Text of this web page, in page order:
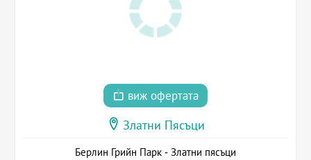
виж офертата
Златни Пясъци
Берлин Грийн Парк - Златни пясъци